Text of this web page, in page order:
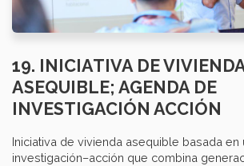
19. INICIATIVA DE
ASEQUIBLE; AGENDA DE
INVESTIGACIÓN ACCIÓN
Iniciativa de vivienda asequible basada en
investigación–acción que combina